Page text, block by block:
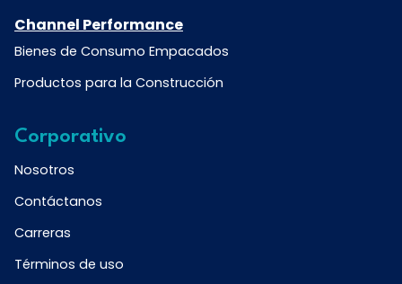
Channel Performance
Bienes de Consumo Empacados
Productos para la Construcción
Corporativo
Nosotros
Contáctanos
Carreras
Términos de uso